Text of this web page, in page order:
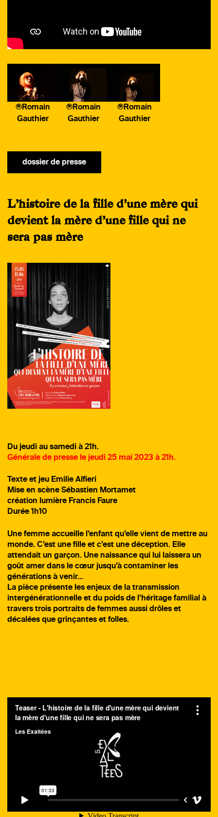
®Romain
Gauthier
®Romain
Gauthier
®Romain
Gauthier
dossier de presse
L’histoire de la fille d’une mère qui
devient la mère d’une fille qui ne
sera pas mère
Du jeudi au samedi à 21h.
Générale de presse le jeudi 25 mai 2023 à 21h.
Texte et jeu Emilie Alfieri
Mise en scène Sébastien Mortamet
création lumière Francis Faure
Durée 1h10
Une femme accueille l’enfant qu’elle vient de mettre au
monde. C’est une fille et c’est une déception. Elle
attendait un garçon. Une naissance qui lui laissera un
goût amer dans le cœur jusqu’à contaminer les
générations à venir…
La pièce présente les enjeux de la transmission
intergénérationnelle et du poids de l’héritage familial à
travers trois portraits de femmes aussi drôles et
décalées que grinçantes et folles.